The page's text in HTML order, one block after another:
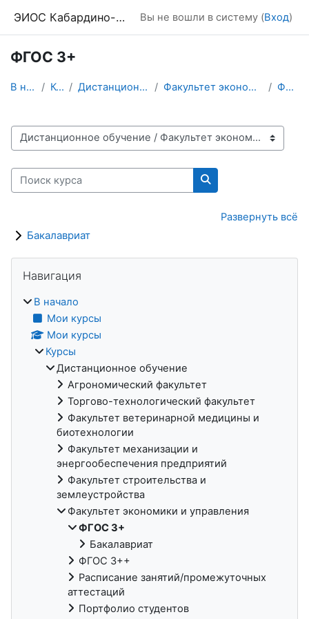
ЭИОС Кабардино-Балкарского ГАУ Вы не вошли в систему (Вход)
ФГОС 3+
В начало Курсы Дистанционное обучение Факультет экономики и управления ФГОС 3+
Категории курсов
Поиск курса
Поиск курса
Развернуть всё
Бакалавриат
Блоки
Навигация
В начало
Мои курсы
Мои курсы
Курсы
Дистанционное обучение
Агрономический факультет
Торгово-технологический факультет
Факультет ветеринарной медицины и
биотехнологии
Факультет механизации и
энергообеспечения предприятий
Факультет строительства и
землеустройства
Факультет экономики и управления
ФГОС 3+
Бакалавриат
ФГОС 3++
Расписание занятий/промежуточных
аттестаций
Портфолио студентов